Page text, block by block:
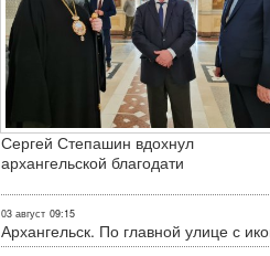
Сергей Степашин вдохнул
архангельской благодати
03 август 09:15
Архангельск. По главной улице с